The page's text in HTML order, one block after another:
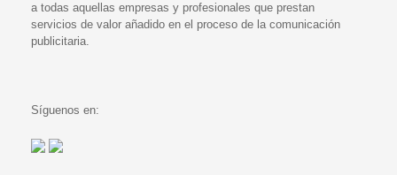
a todas aquellas empresas y profesionales que prestan
servicios de valor añadido en el proceso de la comunicación
publicitaria.
Síguenos en: